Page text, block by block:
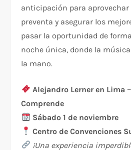
anticipación para aprovechar
preventa y asegurar los
pasar la oportunidad de
noche única, donde la
la mano.
Alejandro Lerner en Lima
Comprende
Sábado 1 de noviembre
Centro de Convenciones
¡Una experiencia